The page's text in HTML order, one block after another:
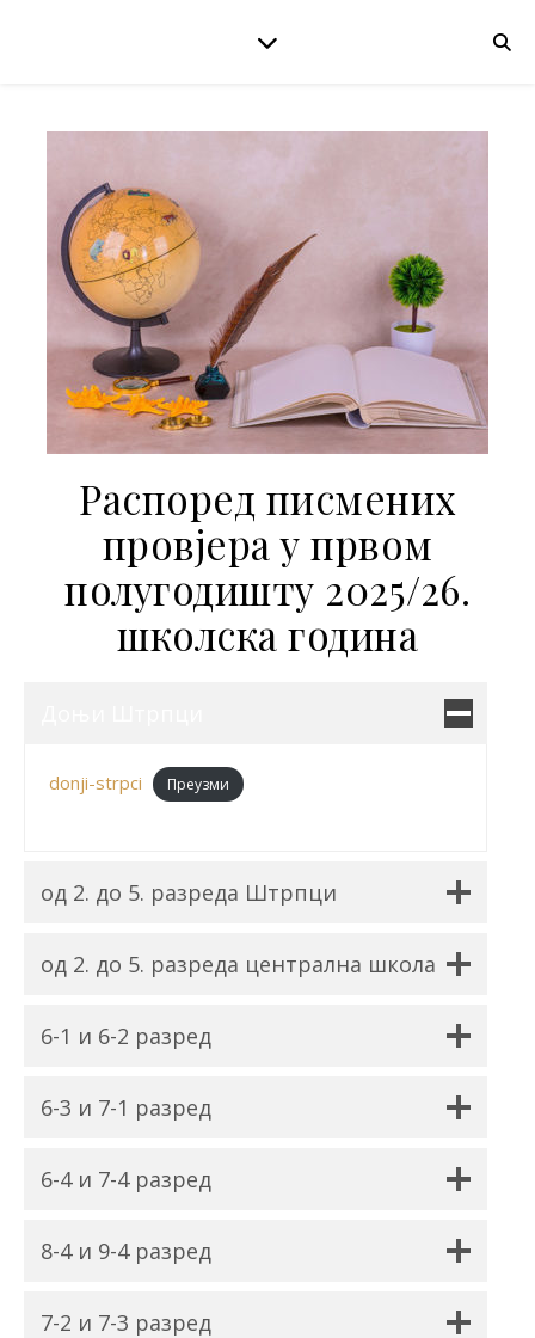
Распоред писмених
провјера у првом
полугодишту 2025/26.
школска година
donji-strpci Преузми
од 2. до 5. разреда Штрпци
од 2. до 5. разреда централна школа
6-1 и 6-2 разред
6-3 и 7-1 разред
6-4 и 7-4 разред
8-4 и 9-4 разред
7-2 и 7-3 разред